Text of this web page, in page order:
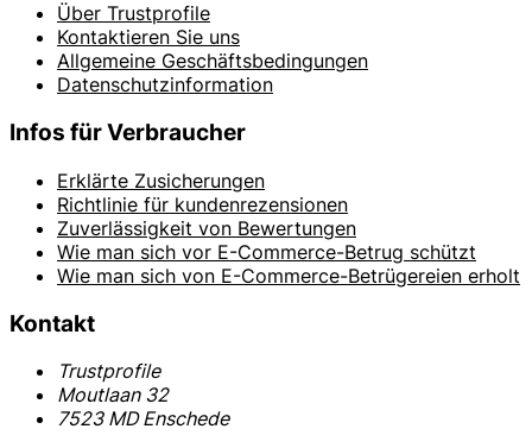
Über Trustprofile
Kontaktieren Sie uns
Allgemeine Geschäftsbedingungen
Datenschutzinformation
Infos für Verbraucher
Erklärte Zusicherungen
Richtlinie für kundenrezensionen
Zuverlässigkeit von Bewertungen
Wie man sich vor E-Commerce-Betrug schützt
Wie man sich von E-Commerce-Betrügereien erholt
Kontakt
Trustprofile
Moutlaan 32
7523 MD Enschede